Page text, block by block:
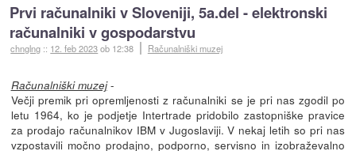
Prvi računalniki v Sloveniji, 5a.del - elektronski
računalniki v gospodarstvu
chnglng :: 12. feb 2023ob 12:38 Računalniški muzej
Računalniški muzej-
Večji premik pri opremljenosti z računalniki se je pri nas zgodil po
letu 1964, ko je podjetje Intertrade pridobilo zastopniške pravice
za prodajo računalnikov IBM v Jugoslaviji. V nekaj letih so pri nas
vzpostavili močno prodajno, podporno, servisno in izobraževalno